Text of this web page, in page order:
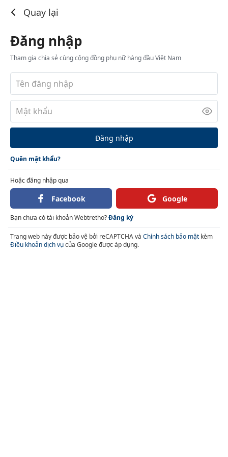
Quay lại
Đăng nhập
Tham gia chia sẻ cùng cộng đồng phụ nữ hàng đầu Việt Nam
Đăng nhập
Quên mật khẩu?
Hoặc đăng nhập qua
Facebook Google
Bạn chưa có tài khoản Webtretho?Đăng ký
Trang web này được bảo vệ bởi reCAPTCHA và Chính sách bảo mật kèm
Điều khoản dịch vụcủa Google được áp dụng.